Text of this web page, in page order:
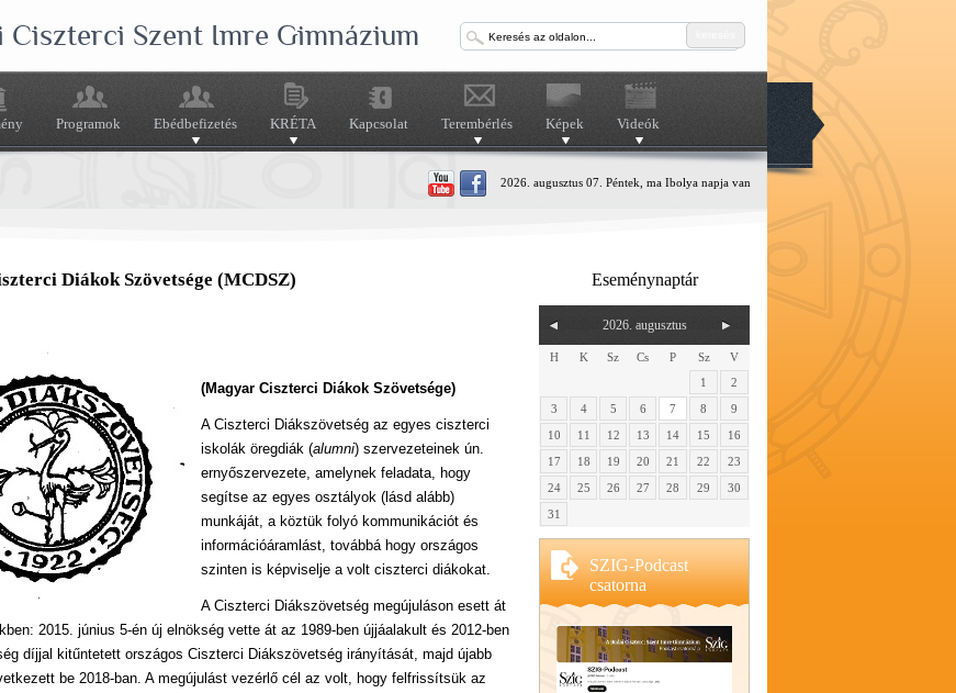
Ciszterci Szent Imre Gimnázium
Programok Ebédbefizetés KRÉTA Kapcsolat Terembérlés Képek Videók
2026. augusztus 07. Péntek, ma Ibolya napja van
Diákok Szövetsége (MCDSZ)
(Magyar Ciszterci Diákok Szövetsége)
A Ciszterci Diákszövetség az egyes ciszterci
iskolák öregdiák (alumni) szervezeteinek ún.
ernyőszervezete, amelynek feladata, hogy
segítse az egyes osztályok (lásd alább)
munkáját, a köztük folyó kommunikációt és
információáramlást, továbbá hogy országos
szinten is képviselje a volt ciszterci diákokat.
A Ciszterci Diákszövetség megújuláson esett át
2015. június 5-én új elnökség vette át az 1989-ben újjáalakult és 2012-ben
díjjal kitűntetett országos Ciszterci Diákszövetség irányítását, majd újabb
be 2018-ban. A megújulást vezérlő cél az volt, hogy felfrissítsük az
Eseménynaptár
2026. augusztus
H K Sz Cs P Sz
V
1
2
3
4 5 6 7 8
9
10
11 12 13 14 15
16
17
18 19 20 21 22
23
24
25 26 27 28 29
30
31
SZIG-Podcast
csatorna